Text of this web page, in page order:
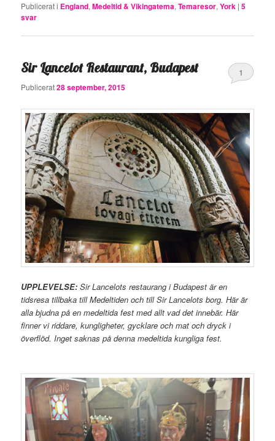
Publicerat i England,Medeltid & Vikingatema,Temaresor,York |5
svar
Sir Lancelot Restaurant, Budapest
Publicerat28 september, 2015
1
UPPLEVELSE: Sir Lancelots restaurang i Budapest är en
tidsresa tillbaka till Medeltiden och till Sir Lancelots borg. Här är
alla bjudna på en medeltida fest med allt vad det innebär. Här
finner vi riddare, kungligheter, gycklare och mat och dryck i
överflöd. Inget saknas på denna medeltida kungliga fest.